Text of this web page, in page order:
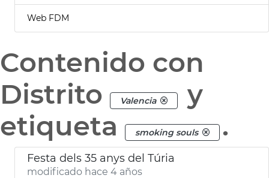
Web FDM
Contenido con
Distrito
Valencia
y
etiqueta
smoking souls .
Festa dels 35 anys del Túria
modificado hace 4 años